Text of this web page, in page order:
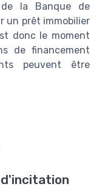
de la Banque de
un prêt immobilier
donc le moment
de financement
peuvent être